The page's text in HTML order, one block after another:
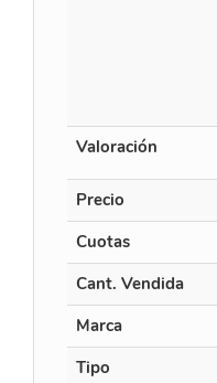
Valoración
Precio
Cuotas
Cant. Vendida
Marca
Tipo